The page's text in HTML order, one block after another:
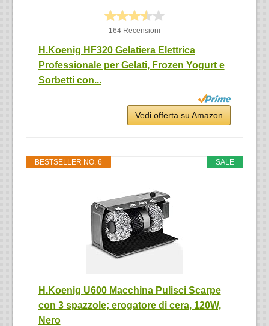
164 Recensioni
H.Koenig HF320 Gelatiera Elettrica
Professionale per Gelati, Frozen Yogurt e
Sorbetti con...
Vedi offerta su Amazon
SALE
BESTSELLER NO. 6
H.Koenig U600 Macchina Pulisci Scarpe
con 3 spazzole; erogatore di cera, 120W,
Nero